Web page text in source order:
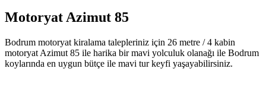
Motoryat Azimut 85
Bodrum motoryat kiralama talepleriniz için 26 metre / 4 kabin
motoryat Azimut 85 ile harika bir mavi yolculuk olanağı ile Bodrum
koylarında en uygun bütçe ile mavi tur keyfi yaşayabilirsiniz.